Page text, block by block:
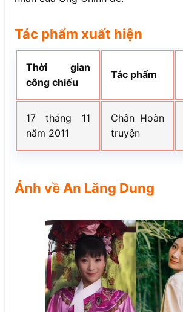
Tác phẩm xuất hiện
Thời gian
công chiếu
Tác phẩm
17 tháng 11
năm 2011
Chân Hoàn
truyện
Ảnh về An Lăng Dung